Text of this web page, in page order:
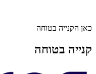
כאן הקנייה בטוחה
קנייה בטוחה